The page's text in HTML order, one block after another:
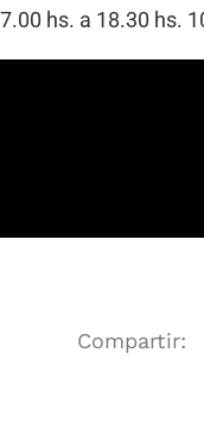
hs. a 18.30 hs.
Compartir: